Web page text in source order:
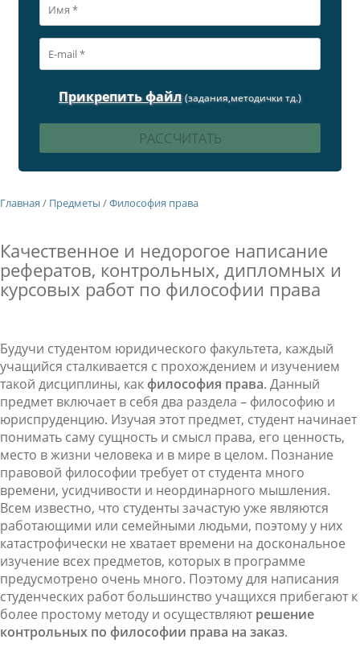
Прикрепить файл (задания,методички тд.)
Главная / Предметы /Философия права
Качественное и недорогое написание
рефератов, контрольных, дипломных и
курсовых работ по философии права
Будучи студентом юридического факультета, каждый
учащийся сталкивается с прохождением и изучением
такой дисциплины, какфилософия права. Данный
предмет включает в себя два раздела – философию и
юриспруденцию. Изучая этот предмет, студент начинает
понимать саму сущность и смысл права, его ценность,
место в жизни человека и в мире в целом. Познание
правовой философии требует от студента много
времени, усидчивости и неординарного мышления.
Всем известно, что студенты зачастую уже являются
работающими или семейными людьми, поэтому у них
катастрофически не хватает времени на доскональное
изучение всех предметов, которых в программе
предусмотрено очень много. Поэтому для написания
студенческих работ большинство учащихся прибегают к
более простому методу и осуществляют решение
контрольных по философии права на заказ.